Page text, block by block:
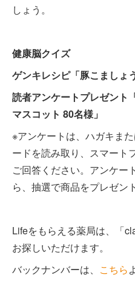
しょう。
健康脳クイズ
ゲンキレシピ「豚こましょ
読者アンケートプレゼント
マスコット 80名様」
※アンケートは、ハガキま
ードを読み取り、スマート
ご回答ください。アンケー
ら、抽選で商品をプレゼン
Lifeをもらえる薬局は、「
お探しいただけます。
バックナンバーは、 こちら